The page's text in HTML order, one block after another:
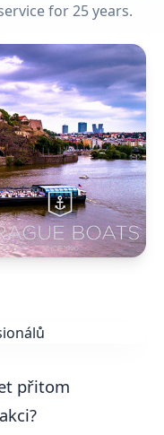
for 25 years.
přitom